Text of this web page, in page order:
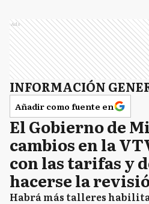
Ads
INFORMACIÓN
Añadir como fuente en
El Gobierno de
cambios en la
con las tarifas y
hacerse la
Habrá más talleres